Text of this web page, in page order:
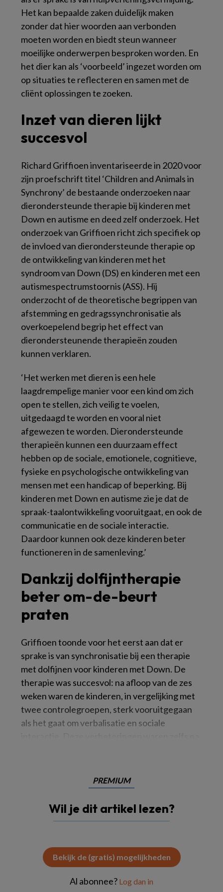
Het kan bepaalde zaken duidelijk maken
zonder dat hier woorden aan verbonden
moeten worden en biedt steun wanneer
moeilijke onderwerpen besproken worden. En
het dier kan als ‘voorbeeld’ ingezet worden om
op situaties te reflecteren en samen met de
cliënt oplossingen te zoeken.
Inzet van dieren lijkt
succesvol
Richard Griffioen inventariseerde in 2020 voor
zijn proefschrift titel ‘Children and Animals in
Synchrony’ de bestaande onderzoeken naar
dierondersteunde therapie bij kinderen met
Down en autisme en deed zelf onderzoek. Het
onderzoek van Griffioen richt zich specifiek op
de invloed van dierondersteunde therapie op
de ontwikkeling van kinderen met het
syndroom van Down (DS) en kinderen met een
autismespectrumstoornis (ASS). Hij
onderzocht of de theoretische begrippen van
afstemming en gedragssynchronisatie als
overkoepelend begrip het effect van
dierondersteunende therapieën zouden
kunnen verklaren.
‘Het werken met dieren is een hele
laagdrempelige manier voor een kind om zich
open te stellen, zich veilig te voelen,
uitgedaagd te worden en vooral niet
afgewezen te worden. Dierondersteunde
therapieën kunnen een duurzaam effect
hebben op de sociale, emotionele, cognitieve,
fysieke en psychologische ontwikkeling van
mensen met een handicap of beperking. Bij
kinderen met Down en autisme zie je dat de
spraak-taalontwikkeling vooruitgaat, en ook de
communicatie en de sociale interactie.
Daardoor kunnen ook deze kinderen beter
functioneren in de samenleving.’
Dankzij dolfijntherapie
beter om-de-beurt
praten
Griffioen toonde voor het eerst aan dat er
sprake is van synchronisatie bij een therapie
met dolfijnen voor kinderen met Down. De
therapie was succesvol: na afloop van de zes
weken waren de kinderen, in vergelijking met
twee controlegroepen, sterk vooruitgegaan
als het gaat om verbalisatie en sociale
PREMIUM
Wil je dit artikel lezen?
Bekijk de (gratis) mogelijkheden
Al abonnee? Log dan in